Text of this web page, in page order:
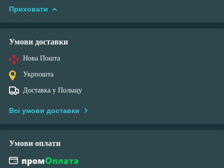
Приховати
Умови доставки
Нова Пошта
Укрпошта
Доставка у Польщу
Всі умови доставки
Умови оплати